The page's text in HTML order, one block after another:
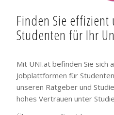
Finden Sie effizient
Studenten für Ihr
Mit UNI.at befinden Sie sich
Jobplattformen für
unseren Ratgeber und
hohes Vertrauen unter